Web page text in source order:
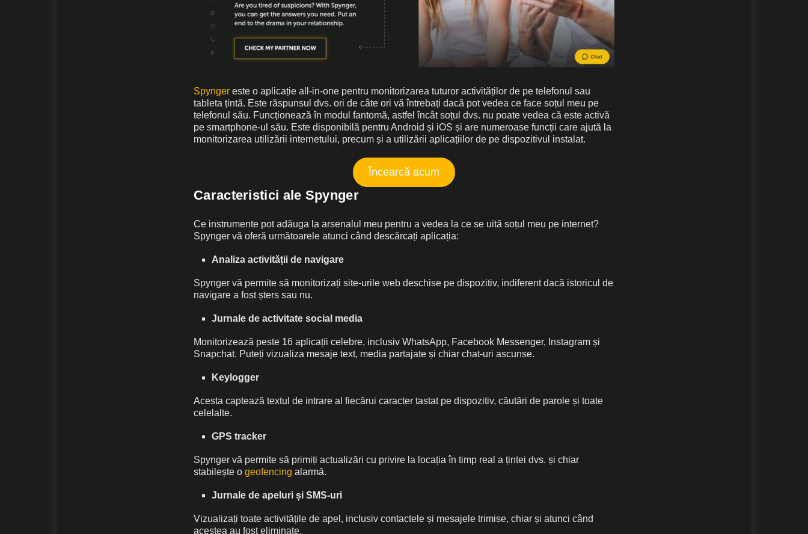
Spynger este o aplicație all-in-one pentru monitorizarea tuturor activităților de pe telefonul sau
tableta țintă. Este răspunsul dvs. ori de câte ori vă întrebați dacă pot vedea ce face soțul meu pe
telefonul său. Funcționează în modul fantomă, astfel încât soțul dvs. nu poate vedea că este activă
pe smartphone-ul său. Este disponibilă pentru Android și iOS și are numeroase funcții care ajută la
monitorizarea utilizării internetului, precum și a utilizării aplicațiilor de pe dispozitivul instalat.
Încearcă acum
Caracteristici ale Spynger
Ce instrumente pot adăuga la arsenalul meu pentru a vedea la ce se uită soțul meu pe internet?
Spynger vă oferă următoarele atunci când descărcați aplicația:
Analiza activității de navigare
Spynger vă permite să monitorizați site-urile web deschise pe dispozitiv, indiferent dacă istoricul de
navigare a fost șters sau nu.
Jurnale de activitate social media
Monitorizează peste 16 aplicații celebre, inclusiv WhatsApp, Facebook Messenger, Instagram și
Snapchat. Puteți vizualiza mesaje text, media partajate și chiar chat-uri ascunse.
Keylogger
Acesta captează textul de intrare al fiecărui caracter tastat pe dispozitiv, căutări de parole și toate
celelalte.
GPS tracker
Spynger vă permite să primiți actualizări cu privire la locația în timp real a țintei dvs. și chiar
stabilește o geofencing alarmă.
Jurnale de apeluri și SMS-uri
Vizualizați toate activitățile de apel, inclusiv contactele și mesajele trimise, chiar și atunci când
acestea au fost eliminate.